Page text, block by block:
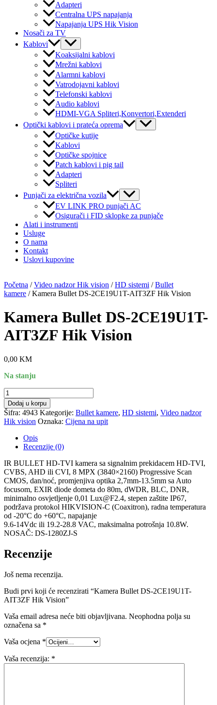
Adapteri
Centralna UPS napajanja
Napajanja UPS Hik Vision
Nosači za TV
Kablovi
Menu
Toggle
Koaksijalni kablovi
Mrežni kablovi
Alarmni kablovi
Vatrodojavni kablovi
Telefonski kablovi
Audio kablovi
HDMI-VGA Spliteri,Konvertori,Extenderi
Optički kablovi i prateća oprema
Menu
Toggle
Optičke kutije
Kablovi
Optičke spojnice
Patch kablovi i pig tail
Adapteri
Spliteri
Punjači za električna vozila
Menu
Toggle
EV LINK PRO punjači AC
Osigurači i FID sklopke za punjače
Alati i instrumenti
Usluge
O nama
Kontakt
Uslovi kupovine
Početna /Video nadzor Hik vision /HD sistemi /Bullet
kamere / Kamera Bullet DS-2CE19U1T-AIT3ZF Hik Vision
Kamera Bullet DS-2CE19U1T-
AIT3ZF Hik Vision
0,00 KM
Na stanju
Kamera
Bullet
DS-
2CE19U1T-
AIT3ZF
Vision
količina
Dodaj u korpu
Šifra: 4943 Kategorije: Bullet kamere, HD sistemi, Video nadzor
Hik vision Oznaka: Cijena na upit
Opis
Recenzije (0)
IR BULLET HD-TVI kamera sa signalnim prekidacem HD-TVI,
CVBS, AHD ili CVI, 8 MPX (3840×2160) Progressive Scan
CMOS, dan/noć, promjenjiva optika 2,7mm-13.5mm sa Auto
focusom, EXIR diode dometa do 80m, dWDR, BLC, DNR,
minimalno osvjetljenje 0,01 Lux@F2.4, stepen zaštite IP67,
podržava protokol HIKVISION-C (Coaxitron), radna temperatura
od -20°C do +60°C, napajanje
9.6-14Vdc ili 19.2-28.8 VAC, maksimalna potrošnja 10.8W.
NOSAČ: DS-1280ZJ-S
Recenzije
Još nema recenzija.
Budi prvi koji će recenzirati “Kamera Bullet DS-2CE19U1T-
AIT3ZF Hik Vision”
Vaša email adresa neće biti objavljivana. Neophodna polja su
označena sa *
Vaša ocjena *
Vaša recenzija: *